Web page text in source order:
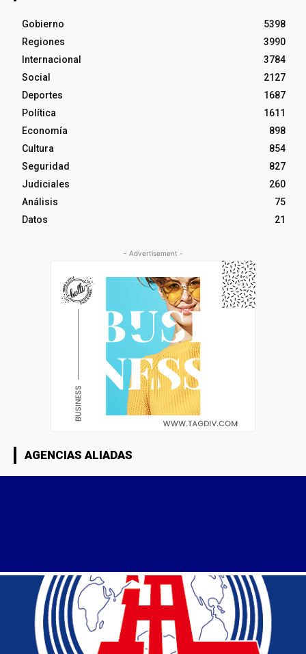
Gobierno
5398
Regiones
3990
Internacional
3784
Social
2127
Deportes
1687
Política
1611
Economía
898
Cultura
854
Seguridad
827
Judiciales
260
Análisis
75
Datos
21
- Advertisement -
AGENCIAS ALIADAS